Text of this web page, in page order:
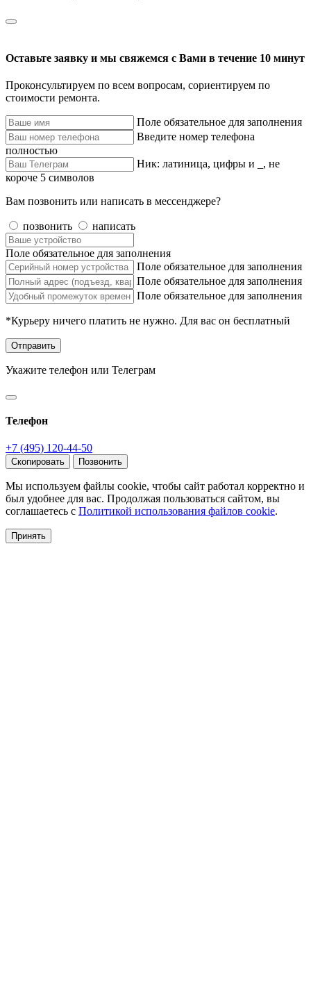
Оставьте заявку и мы свяжемся с Вами в течение 10 минут
Проконсультируем по всем вопросам, сориентируем по
стоимости ремонта.
Поле обязательное для заполнения
Введите номер телефона
полностью
Ник: латиница, цифры и _, не
короче 5 символов
Вам позвонить или написать в мессенджере?
позвонить написать
Поле обязательное для заполнения
Поле обязательное для заполнения
Поле обязательное для заполнения
Поле обязательное для заполнения
*Курьеру ничего платить не нужно. Для вас он бесплатный
Отправить
Укажите телефон или Телеграм
Телефон
+7 (495) 120-44-50
Скопировать Позвонить
Мы используем файлы cookie, чтобы сайт работал корректно и
был удобнее для вас. Продолжая пользоваться сайтом, вы
соглашаетесь с Политикой использования файлов cookie.
Принять